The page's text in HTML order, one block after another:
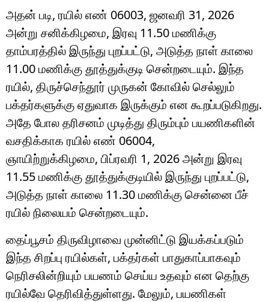
அதன் படி, ரயில் எண் 06003, ஜனவரி 31, 2026
அன்று சனிக்கிழமை, இரவு 11.50 மணிக்கு
தாம்பரத்தில் இருந்து புறப்பட்டு, அடுத்த நாள் காலை
11.00 மணிக்கு தூத்துக்குடி சென்றடையும். இந்த
ரயில், திருச்செந்தூர் முருகன் கோவில் செல்லும்
பக்தர்களுக்கு ஏதுவாக இருக்கும் என கூறப்படுகிறது.
அதே போல தரிசனம் முடித்து திரும்பும் பயணிகளின்
வசதிக்காக ரயில் எண் 06004,
ஞாயிற்றுக்கிழமை, பிப்ரவரி 1, 2026 அன்று இரவு
11.55 மணிக்கு தூத்துக்குடியில் இருந்து புறப்பட்டு,
அடுத்த நாள் காலை 11.30 மணிக்கு சென்னை பீச்
ரயில் நிலையம் சென்றடையும்.
தைப்பூசம் திருவிழாவை முன்னிட்டு இயக்கப்படும்
இந்த சிறப்பு ரயில்கள், பக்தர்கள் பாதுகாப்பாகவும்
நெரிசலின்றியும் பயணம் செய்ய உதவும் என தெற்கு
ரயில்வே தெரிவித்துள்ளது. மேலும், பயணிகள்